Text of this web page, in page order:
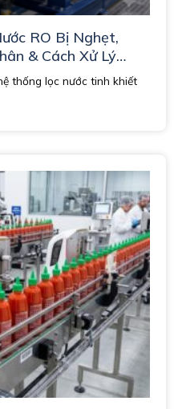
RO Bị Nghẹt,
& Cách Xử Lý
thống lọc nước tinh khiết